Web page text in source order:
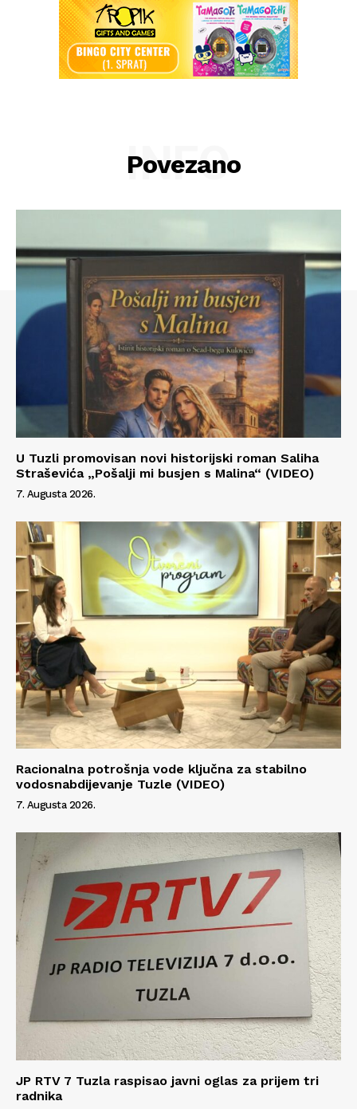
Impressum
Povezano
INFO
U Tuzli promovisan novi historijski roman Saliha
Straševića „Pošalji mi busjen s Malina“ (VIDEO)
7. Augusta 2026.
Racionalna potrošnja vode ključna za stabilno
vodosnabdijevanje Tuzle (VIDEO)
7. Augusta 2026.
JP RTV 7 Tuzla raspisao javni oglas za prijem tri
radnika